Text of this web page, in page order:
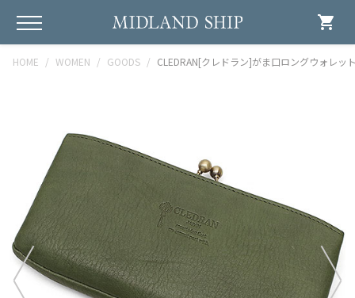
shopping_cart
HOME WOMEN GOODS CLEDRAN[クレドラン]がま口ロングウォレッ